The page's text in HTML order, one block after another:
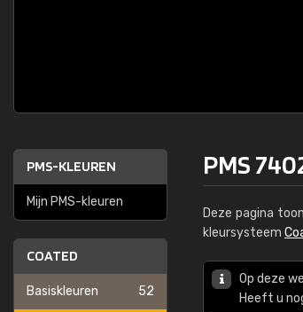
PMS-KLEUREN
Mijn PMS-kleuren
COATED
Basiskleuren 52
PMS
Deze pagina
kleursysteem
Op deze
Heeft u